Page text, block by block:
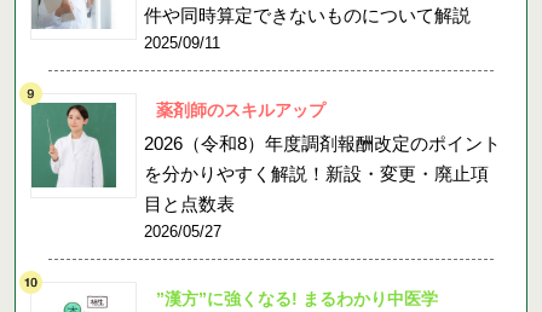
件や同時算定できないものについて解説
2025/09/11
薬剤師のスキルアップ
2026（令和8）年度調剤報酬改定のポイント
を分かりやすく解説！新設・変更・廃止項
目と点数表
2026/05/27
”漢方”に強くなる! まるわかり中医学